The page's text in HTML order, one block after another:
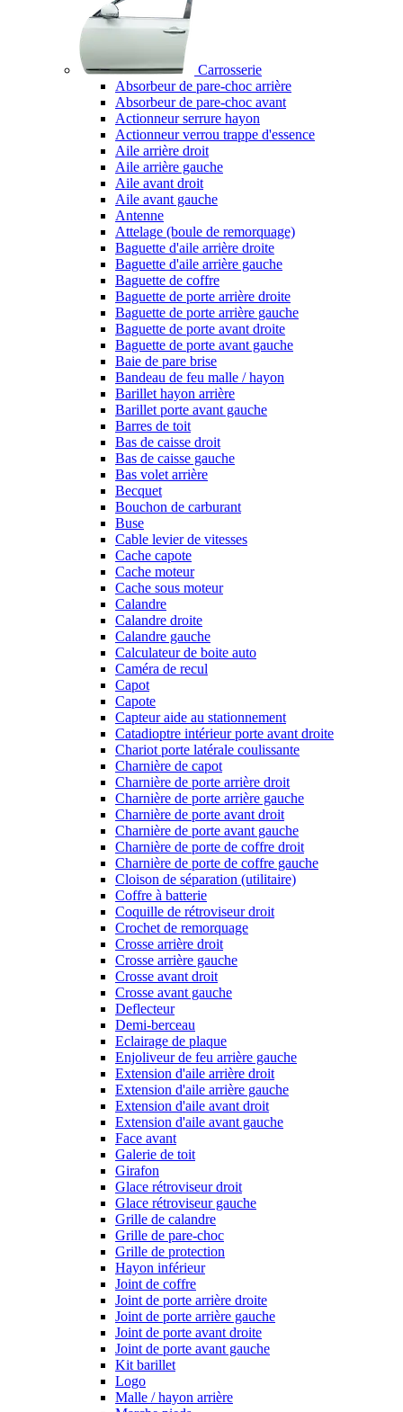
Carrosserie
Absorbeur de pare-choc arrière
Absorbeur de pare-choc avant
Actionneur serrure hayon
Actionneur verrou trappe d'essence
Aile arrière droit
Aile arrière gauche
Aile avant droit
Aile avant gauche
Antenne
Attelage (boule de remorquage)
Baguette d'aile arrière droite
Baguette d'aile arrière gauche
Baguette de coffre
Baguette de porte arrière droite
Baguette de porte arrière gauche
Baguette de porte avant droite
Baguette de porte avant gauche
Baie de pare brise
Bandeau de feu malle / hayon
Barillet hayon arrière
Barillet porte avant gauche
Barres de toit
Bas de caisse droit
Bas de caisse gauche
Bas volet arrière
Becquet
Bouchon de carburant
Buse
Cable levier de vitesses
Cache capote
Cache moteur
Cache sous moteur
Calandre
Calandre droite
Calandre gauche
Calculateur de boite auto
Caméra de recul
Capot
Capote
Capteur aide au stationnement
Catadioptre intérieur porte avant droite
Chariot porte latérale coulissante
Charnière de capot
Charnière de porte arrière droit
Charnière de porte arrière gauche
Charnière de porte avant droit
Charnière de porte avant gauche
Charnière de porte de coffre droit
Charnière de porte de coffre gauche
Cloison de séparation (utilitaire)
Coffre à batterie
Coquille de rétroviseur droit
Crochet de remorquage
Crosse arrière droit
Crosse arrière gauche
Crosse avant droit
Crosse avant gauche
Deflecteur
Demi-berceau
Eclairage de plaque
Enjoliveur de feu arrière gauche
Extension d'aile arrière droit
Extension d'aile arrière gauche
Extension d'aile avant droit
Extension d'aile avant gauche
Face avant
Galerie de toit
Girafon
Glace rétroviseur droit
Glace rétroviseur gauche
Grille de calandre
Grille de pare-choc
Grille de protection
Hayon inférieur
Joint de coffre
Joint de porte arrière droite
Joint de porte arrière gauche
Joint de porte avant droite
Joint de porte avant gauche
Kit barillet
Logo
Malle / hayon arrière